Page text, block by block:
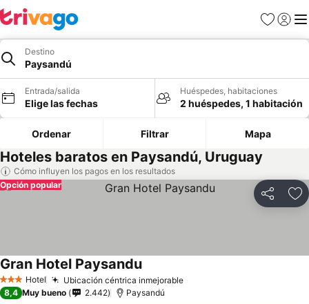
Favoritos
Iniciar
Destino
Paysandú
Entrada/salida
Elige las fechas
Huéspedes, habitaciones
2 huéspedes, 1 habitación
Ordenar Filtrar Mapa
Hoteles baratos en Paysandú, Uruguay
Cómo influyen los pagos en los resultados
Compartir
Opción popular
3 Estrellas
Hotel Ubicación céntrica inmejorableVer precios
Gran Hotel PaysanduVer precios
8,4 Muy bueno 2.442 Paysandú